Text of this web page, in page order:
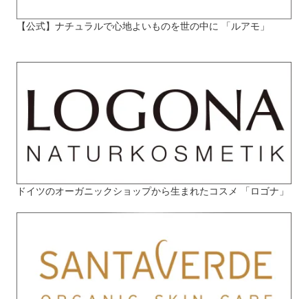
【公式】ナチュラルで心地よいものを世の中に 「ルアモ」
ドイツのオーガニックショップから生まれたコスメ 「ロゴナ」